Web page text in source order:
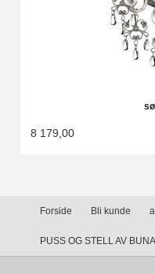
8 179,00
Forside Bli kunde
PUSS OG STELL AV